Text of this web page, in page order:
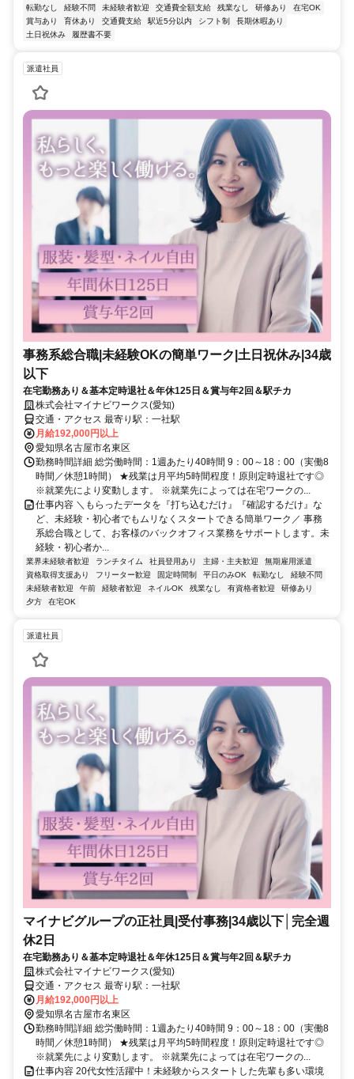
転勤なし
経験不問 未経験者歓迎 交通費全額支給 残業なし 研修あり
在宅OK
賞与あり
育休あり 交通費支給 駅近5分以内 シフト制
長期休暇あり
土日祝休み
履歴書不要
派遣社員
事務系総合職|未経験OKの簡単ワーク|土日祝休み|34歳
以下
在宅勤務あり＆基本定時退社＆年休125日＆賞与年2回＆駅チカ
株式会社マイナビワークス(愛知)
交通・アクセス 最寄り駅：一社駅
月給192,000円以上
愛知県名古屋市名東区
勤務時間詳細 総労働時間：1週あたり40時間 9：00～18：00（実働8
時間／休憩1時間） ★残業は月平均5時間程度！原則定時退社です◎
※就業先により変動します。 ※就業先によっては在宅ワークの...
仕事内容 ＼もらったデータを『打ち込むだけ』『確認するだけ』な
ど、未経験・初心者でもムリなくスタートできる簡単ワーク／ 事務
系総合職として、お客様のバックオフィス業務をサポートします。未
経験・初心者か...
業界未経験者歓迎 ランチタイム 社員登用あり 主婦・主夫歓迎
無期雇用派遣
資格取得支援あり
フリーター歓迎 固定時間制 平日のみOK 転勤なし
経験不問
未経験者歓迎
午前 経験者歓迎 ネイルOK 残業なし 有資格者歓迎
研修あり
夕方
在宅OK
派遣社員
マイナビグループの正社員|受付事務|34歳以下│完全週
休2日
在宅勤務あり＆基本定時退社＆年休125日＆賞与年2回＆駅チカ
株式会社マイナビワークス(愛知)
交通・アクセス 最寄り駅：一社駅
月給192,000円以上
愛知県名古屋市名東区
勤務時間詳細 総労働時間：1週あたり40時間 9：00～18：00（実働8
時間／休憩1時間） ★残業は月平均5時間程度！原則定時退社です◎
※就業先により変動します。 ※就業先によっては在宅ワークの...
仕事内容 20代女性活躍中！未経験からスタートした先輩も多い環境